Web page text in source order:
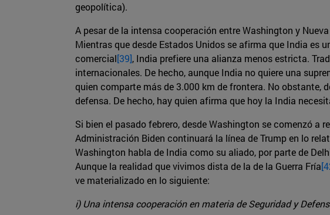
geopolítica).
A pesar de la intensa cooperación entre Washington y
Mientras que desde Estados Unidos se afirma que India
comercial[39], India prefiere una alianza menos estricta.
internacionales. De hecho, aunque India no quiere una
quien comparte más de 3.000 km de frontera. No obstante,
defensa. De hecho, hay quien afirma que hoy la India
Si bien el pasado febrero, desde Washington se comenzó a
Administración Biden continuará la línea de Trump en lo
Washington habla de India como su aliado, por parte de
Aunque la realidad que vivimos dista de la de la Guerra Fría
ve materializado en lo siguiente:
i) Una intensa cooperación en materia de Seguridad y